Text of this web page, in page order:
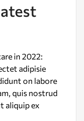
in 2022:
adipisie
on labore
quis nostrud
aliquip ex